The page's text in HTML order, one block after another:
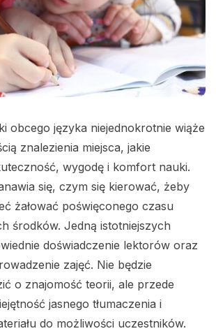
obcego języka niejednokrotnie wiąże
znalezienia miejsca, jakie
wygodę i komfort nauki.
się, czym się kierować, żeby
żałować poświęconego czasu
środków. Jedną istotniejszych
doświadczenie lektorów oraz
zajęć. Nie będzie
o znajomość teorii, ale przede
jasnego tłumaczenia i
do możliwości uczestników.